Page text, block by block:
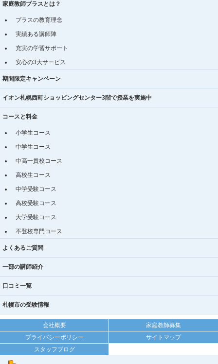
家庭教師プラスとは？
プラスの教育理念
実績ある講師陣
充実の学習サポート
安心の3大サービス
期間限定キャンペーン
イオン札幌西町ショッピングセンター3階で授業を実施中
コースと料金
小学生コース
中学生コース
中高一貫校コース
高校生コース
中学受験コース
高校受験コース
大学受験コース
不登校専門コース
よくあるご質問
一部の講師紹介
口コミ一覧
札幌市の受験情報
会社概要
家庭教師募集
プライバシーポリシー
サイトマップ
スタッフブログ